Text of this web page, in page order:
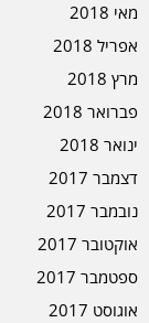
מאי 2018
אפריל 2018
מרץ 2018
פברואר 2018
ינואר 2018
דצמבר 2017
נובמבר 2017
אוקטובר 2017
ספטמבר 2017
אוגוסט 2017